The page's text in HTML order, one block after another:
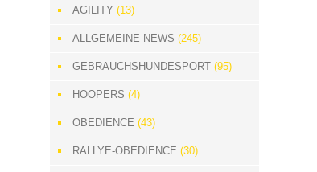
AGILITY (13)
ALLGEMEINE NEWS (245)
GEBRAUCHSHUNDESPORT(95)
HOOPERS (4)
OBEDIENCE (43)
RALLYE-OBEDIENCE (30)